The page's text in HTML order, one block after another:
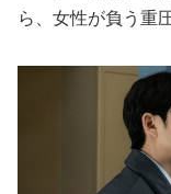
ら、女性が負う重